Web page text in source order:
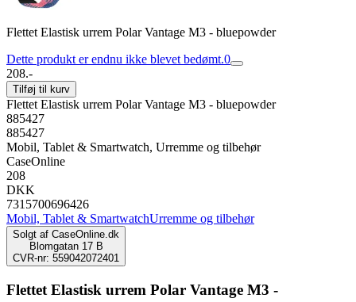
Flettet Elastisk urrem Polar Vantage M3 - bluepowder
Dette produkt er endnu ikke blevet bedømt.0
208.-
Tilføj til kurv
Flettet Elastisk urrem Polar Vantage M3 - bluepowder
885427
885427
Mobil, Tablet & Smartwatch, Urremme og tilbehør
CaseOnline
208
DKK
7315700696426
Mobil, Tablet & SmartwatchUrremme og tilbehør
Solgt af CaseOnline.dk
Blomgatan 17 B
CVR-nr: 559042072401
Flettet Elastisk urrem Polar Vantage M3 -